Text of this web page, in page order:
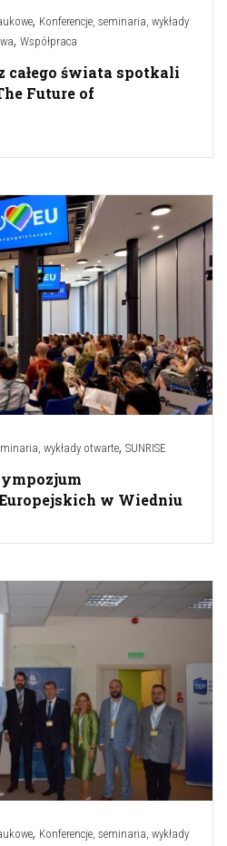
, Konferencje, seminaria, wykłady
, Współpraca
całego świata spotkali
Future of
wykłady otwarte, SUNRISE
w Wiedniu
, Konferencje, seminaria, wykłady